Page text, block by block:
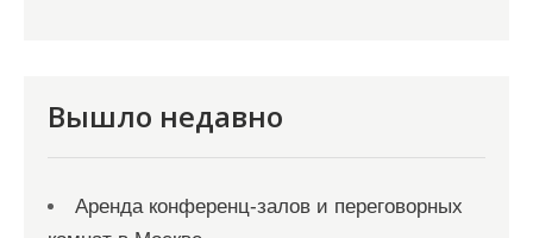
Вышло недавно
Аренда конференц-залов и переговорных